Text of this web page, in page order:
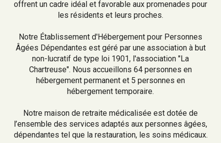
offrent un cadre idéal et favorable aux promenades pour
les résidents et leurs proches.
Notre Établissement d'Hébergement pour Personnes
Âgées Dépendantes est géré par une association à but
non-lucratif de type loi 1901, l'association "La
Chartreuse". Nous accueillons 64 personnes en
hébergement permanent et 5 personnes en
hébergement temporaire.
Notre maison de retraite médicalisée est dotée de
l’ensemble des services adaptés aux personnes âgées,
dépendantes tel que la restauration, les soins médicaux.